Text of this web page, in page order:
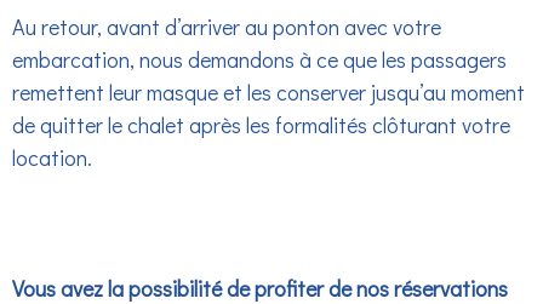
Au retour, avant d’arriver au ponton avec votre
embarcation, nous demandons à ce que les passagers
remettent leur masque et les conserver jusqu’au moment
de quitter le chalet après les formalités clôturant votre
location.
Vous avez la possibilité de profiter de nos réservations